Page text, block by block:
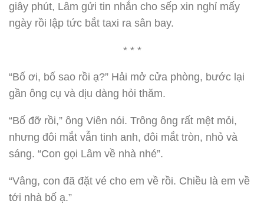
giây phút, Lâm gửi tin nhắn cho sếp xin nghỉ mấy
ngày rồi lập tức bắt taxi ra sân bay.
* * *
“Bố ơi, bố sao rồi ạ?” Hải mở cửa phòng, bước lại
gần ông cụ và dịu dàng hỏi thăm.
“Bố đỡ rồi,” ông Viên nói. Trông ông rất mệt mỏi,
nhưng đôi mắt vẫn tinh anh, đôi mắt tròn, nhỏ và
sáng. “Con gọi Lâm về nhà nhé”.
“Vâng, con đã đặt vé cho em về rồi. Chiều là em về
tới nhà bố ạ.”